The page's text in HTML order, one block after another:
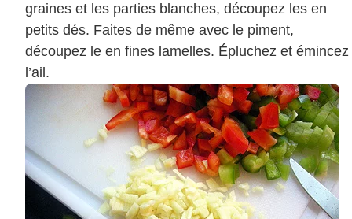
graines et les parties blanches, découpez les en
petits dés. Faites de même avec le piment,
découpez le en fines lamelles. Épluchez et émincez
l’ail.